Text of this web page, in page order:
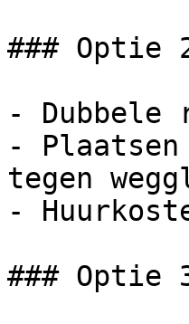
### Optie
- Dubbele
- Plaatsen
tegen
-
### Optie